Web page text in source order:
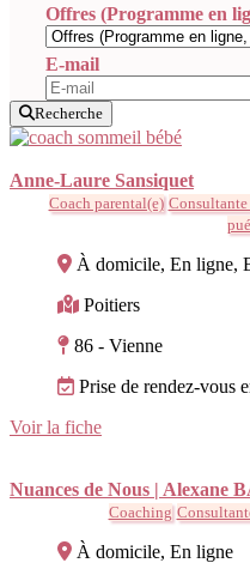
Offres (Programme en
E-mail
Recherche
Anne-Laure Sansiquet
Coach parental(e) Consultante
À domicile, En ligne,
Poitiers
86 - Vienne
Prise de rendez-vous
Voir la fiche
Nuances de Nous | Alexane
Coaching
À domicile, En ligne